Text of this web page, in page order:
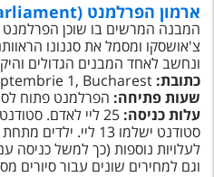
מלונות בחו"ל
Русский
קרוז
מגזין אשת
ארמון הפרלמנט (Palace of Parliament)
המבנה המרשים בו שוכן הפרלמנט
צ'אושסקו ומסמל את סגנונו
ונחשב לאחד המבנים הגדולים
כתובת: 1, Bucharest
שעות פתיחה: הפרלמנט פתוח לסיורים
עלות כניסה:
וגם למחירים שונים עבור סיורים